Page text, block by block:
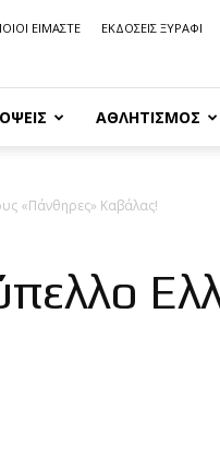
ΕΙΜΑΣΤΕ ΕΚΔΟΣΕΙΣ ΞΥΡΑΦΙ
ΑΘΛΗΤΙΣΜΟΣ
«Πάνθηρες» Καβάλας!